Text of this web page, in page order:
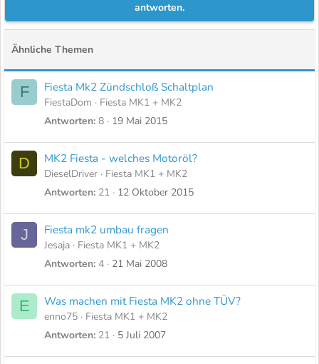
antworten.
Ähnliche Themen
F Fiesta Mk2 Zündschloß Schaltplan
FiestaDom
Fiesta MK1 + MK2
Antworten 8 19 Mai 2015
D MK2 Fiesta - welches Motoröl?
DieselDriver
Fiesta MK1 + MK2
Antworten 21 12 Oktober 2015
J Fiesta mk2 umbau fragen
Jesaja
Fiesta MK1 + MK2
Antworten 4 21 Mai 2008
E Was machen mit Fiesta MK2 ohne TÜV?
enno75
Fiesta MK1 + MK2
Antworten 21 5 Juli 2007